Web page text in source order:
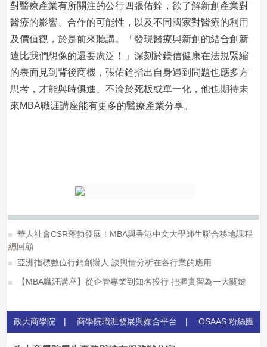
對醫療產業有所關注的公行四張佑銓，欲了解新創產業對
醫療的影響、合作的可能性，以及不同國家對醫療的利用
及價值觀，於是前來聽講。「發現醫療與新創的結合創新
遠比我們想像的還要廣泛！」深刻於鎂信健康在法規緊縮
的表面見到背後商機，張佑銓指出自身遇到問題也應多方
思考，才能與時俱進、不淪於死板或單一化，他也期待未
來MBA職涯講座能有更多的醫療產業分享。
華人社會CSR蓬勃發展！MBA與香港中文大學師生聯合移地課程
總回顧
亞洲指標數位行銷創辦人 談輿情分析在各行業的應用
【MBA職涯講座】從企管專業到知名投行 把握實習為一大關鍵
政大商學院 | 商學院職涯發展與媒合平台 | OSAAS 粉絲團